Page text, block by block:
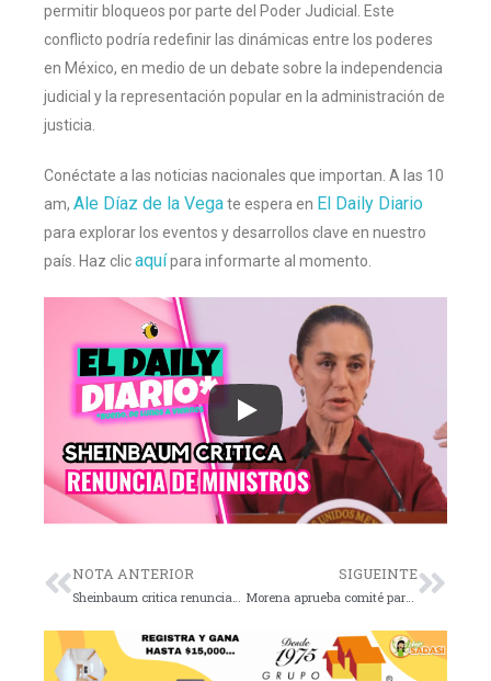
permitir bloqueos por parte del Poder Judicial. Este
conflicto podría redefinir las dinámicas entre los poderes
en México, en medio de un debate sobre la independencia
judicial y la representación popular en la administración de
justicia.
Conéctate a las noticias nacionales que importan. A las 10
am, Ale Díaz de la Vegate espera en El Daily Diario
para explorar los eventos y desarrollos clave en nuestro
país. Haz clicaquípara informarte al momento.
NOTA ANTERIOR SIGUEINTE
Morena aprueba comité para jueces